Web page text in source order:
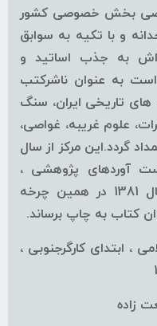
بخش خصوصی کشور
و با تکیه به سوابق
به جذب اساتید و
به عنوان ناشرکتب
تاریخی ایران، سنگ
علوم غریبه، غواصی،
گردد.این مرکز از سال
دست آوردهای پژوهشی ،
فرهنگی پایه گذاری شد و از سال 1381 در همین چرخه
کتاب به چاپ برساند.
، ابتدای کارگرجنوبی ،
زاده